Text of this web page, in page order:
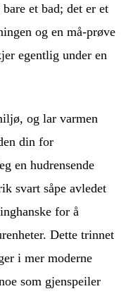
et bad; det er et
og en må-prøve
egentlig under en
og lar varmen
din for
en hudrensende
svart såpe avledet
for å
Dette trinnet
i mer moderne
som gjenspeiler